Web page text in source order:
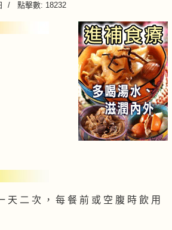
點擊數: 18232
天 二 次 ， 每 餐 前 或 空 腹 時 飲 用